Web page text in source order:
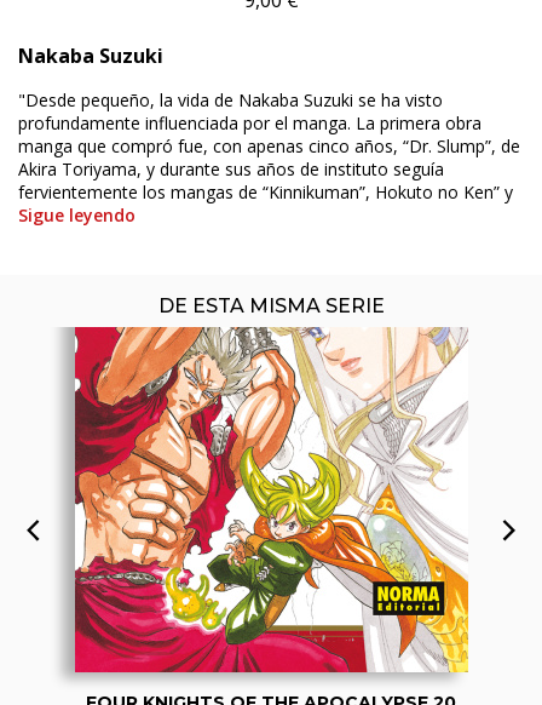
Nakaba Suzuki
"Desde pequeño, la vida de Nakaba Suzuki se ha visto
profundamente influenciada por el manga. La primera obra
manga que compró fue, con apenas cinco años, “Dr. Slump”, de
Akira Toriyama, y durante sus años de instituto seguía
fervientemente los mangas de “Kinnikuman”, Hokuto no Ken” y
Sigue leyendo
DE ESTA MISMA SERIE